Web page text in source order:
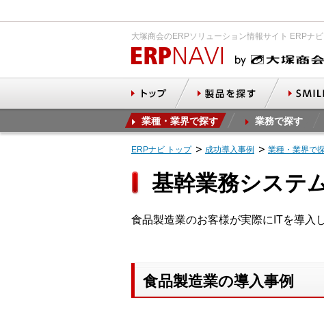
大塚商会のERPソリューション情報サイト ERPナビ
業種・業界で探す 業務で探す
ERPナビ トップ 成功導入事例 業種・業界で
基幹業務システ
食品製造業のお客様が実際にITを導入
食品製造業の導入事例